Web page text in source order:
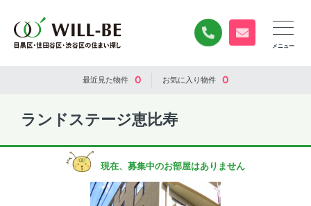
0120-840-834
無料お問い合
最近見た物件 0 お気に入り物件 0
ランドステージ恵比寿
現在、募集中のお部屋はありません